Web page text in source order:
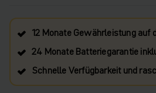
12 Monate Gewährleistung auf
24 Monate Batteriegarantie
Schnelle Verfügbarkeit und